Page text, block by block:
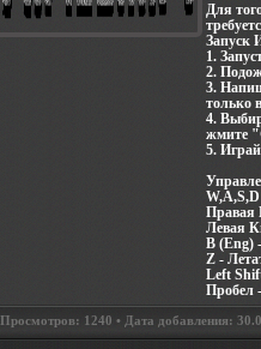
Для
Запуск
1.
2.
3.
только
4.
жмите
5.
Правая
Левая
B (Eng)
Z -
Left
Пробел
Просмотров: 1240 • Дата добавления: